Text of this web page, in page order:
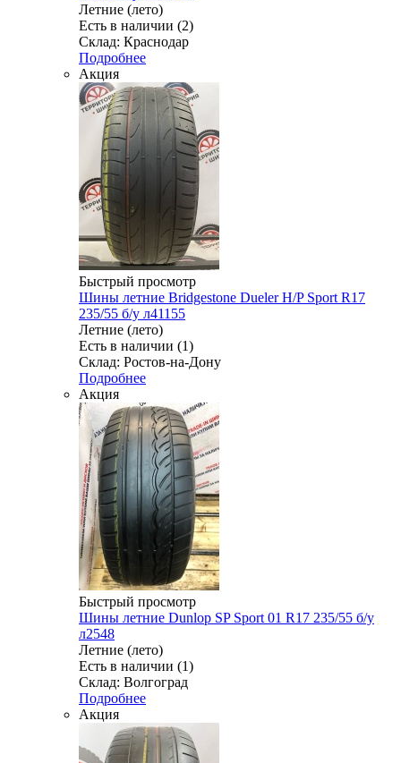
Летние (лето)
Есть в наличии (2)
Склад: Краснодар
Подробнее
Акция
Быстрый просмотр
Шины летние Bridgestone Dueler H/P Sport R17
235/55 б/у л41155
Летние (лето)
Есть в наличии (1)
Склад: Ростов-на-Дону
Подробнее
Акция
Быстрый просмотр
Шины летние Dunlop SP Sport 01 R17 235/55 б/у
л2548
Летние (лето)
Есть в наличии (1)
Склад: Волгоград
Подробнее
Акция